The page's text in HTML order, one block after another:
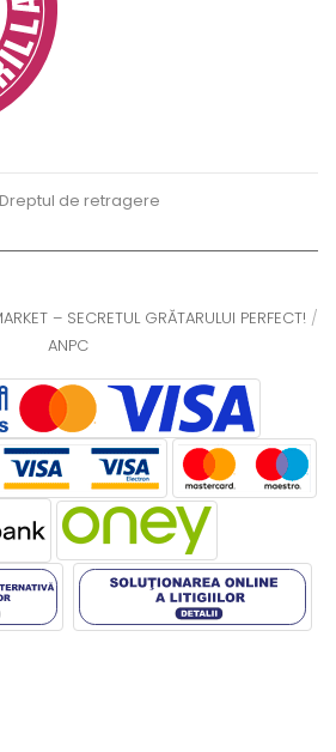
Dreptul de retragere
– SECRETUL GRĂTARULUI PERFECT! /
ANPC